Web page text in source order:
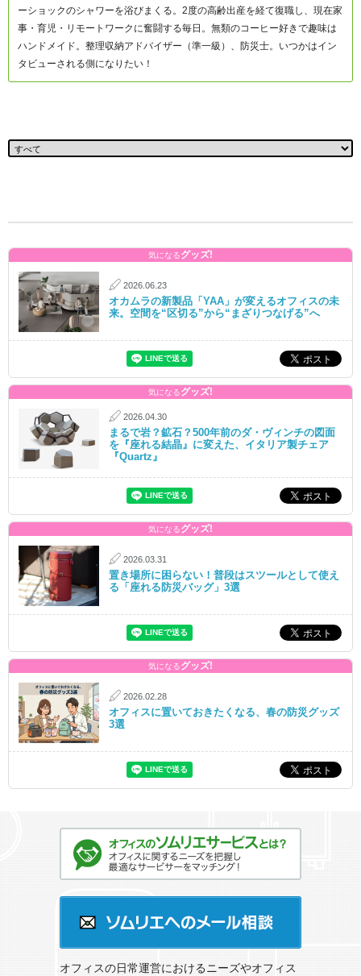
ーショックのシャワーを浴びまくる。2度の高齢出産を経て復職し、現在家
事・育児・リモートワークに奮闘する毎日。無類のコーヒー好きで趣味は
ハンドメイド。整理収納アドバイザー（準一級）、防災士。いつかはイン
タビューされる側になりたい！
気になるグッズ!
2026.06.23
オカムラの新製品「YAA」が変えるオフィスの未
来。空間を“区切る”から“まざりつなげる”へ
気になるグッズ!
2026.04.30
まるで岩？鉱石？500年前のダ・ヴィンチの図面
を『座れる結晶』に変えた、イタリア製チェア
『Quartz』
気になるグッズ!
2026.03.31
置き場所に困らない！普段はスツールとして使え
る「座れる防災バッグ」3選
気になるグッズ!
2026.02.28
オフィスに置いておきたくなる、春の防災グッズ
3選
オフィスの日常運営におけるニーズやオフィス